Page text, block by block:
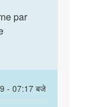
par
- 07:17 बजे